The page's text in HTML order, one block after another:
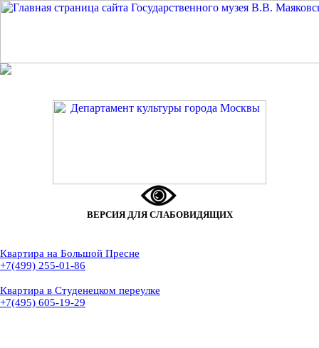
ВЕРСИЯ ДЛЯ СЛАБОВИДЯЩИХ
Квартира на Большой Пресне
+7(499) 255-01-86
Квартира в Студенецком переулке
+7(495) 605-19-29